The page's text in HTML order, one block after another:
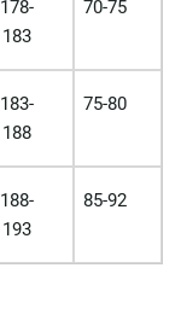
178-
183
70-75
183-
188
75-80
188-
193
85-92